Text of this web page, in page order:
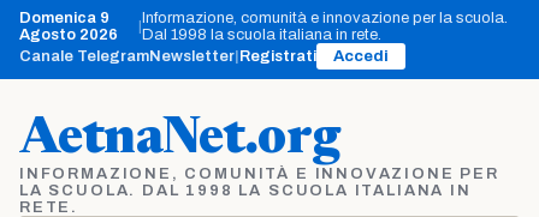
Vai
contenuto
Domenica 9
Agosto 2026
|Informazione, comunità e innovazione per la scuola.
Dal 1998 la scuola italiana in rete.
Canale TelegramNewsletter Registrati Accedi
AetnaNet.org
INFORMAZIONE, COMUNITÀ E INNOVAZIONE PER
LA SCUOLA. DAL 1998 LA SCUOLA ITALIANA IN
RETE.